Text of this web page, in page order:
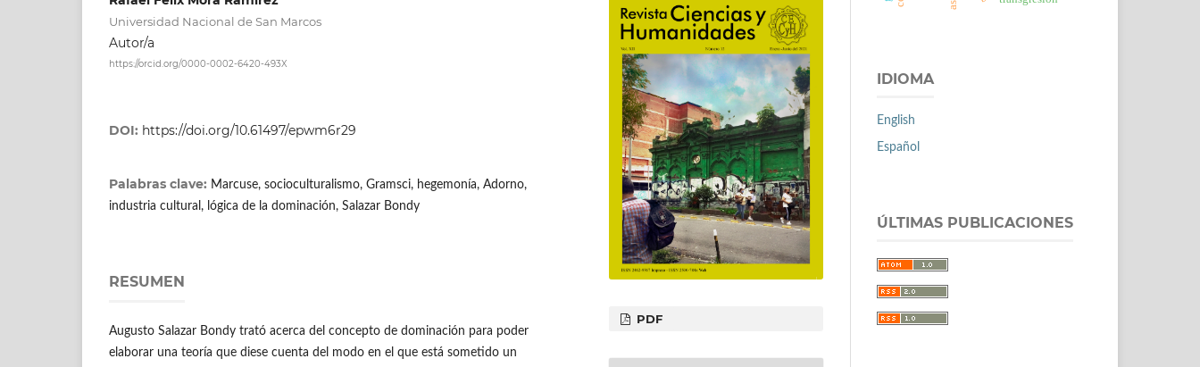
Universidad Nacional de San Marcos
Autor/a
https://orcid.org/0000-0002-6420-493X
DOI: https://doi.org/10.61497/epwm6r29
Palabras clave: Marcuse, socioculturalismo, Gramsci, hegemonía, Adorno,
industria cultural, lógica de la dominación, Salazar Bondy
RESUMEN
Augusto Salazar Bondy trató acerca del concepto de dominación para poder
elaborar una teoría que diese cuenta del modo en el que está sometido un
PDF
IDIOMA
English
Español
ÚLTIMAS PUBLICACIONES